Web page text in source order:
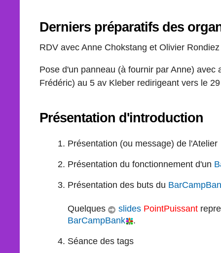
Derniers préparatifs des
RDV avec Anne Chokstang et Olivier
Pose d'un panneau (à fournir par Anne) avec
Frédéric) au 5 av Kleber redirigeant vers le
Présentation d'introduction
Présentation (ou message) de l'Atelier
Présentation du fonctionnement d'un
Présentation des buts du
Quelques slides PointPuissant
BarCampBank
.
Séance des tags